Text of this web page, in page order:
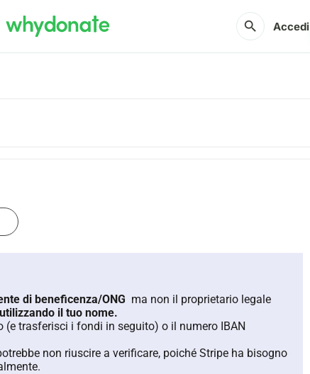
search Accedi
di beneficenza/ONG ma non il proprietario legale
il tuo nome.
trasferisci i fondi in seguito) o il numero IBAN
non riuscire a verificare, poiché Stripe ha bisogno